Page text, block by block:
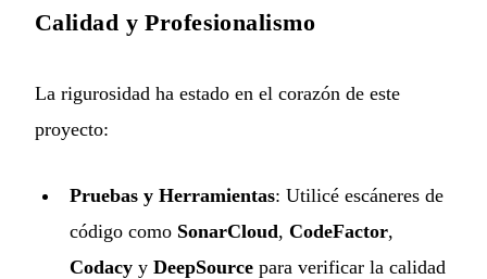
Calidad y Profesionalismo
La rigurosidad ha estado en el corazón de este
proyecto:
Pruebas y Herramientas: Utilicé escáneres de
código como SonarCloud, CodeFactor,
Codacy y DeepSource para verificar la calidad